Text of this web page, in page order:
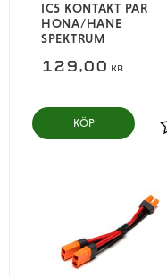
IC5 KONTAKT PAR
HONA/HANE
SPEKTRUM
129,00 KR
KÖP